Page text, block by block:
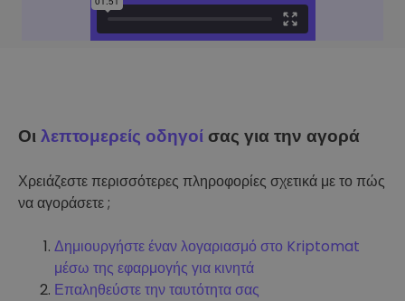
Οιλεπτομερείς οδηγοί σας για την αγορά
Χρειάζεστε περισσότερες πληροφορίες σχετικά με το πώς
να αγοράσετε ;
Δημιουργήστε έναν λογαριασμό στο Kriptomat
μέσω της εφαρμογής για κινητά
Επαληθεύστε την ταυτότητα σας